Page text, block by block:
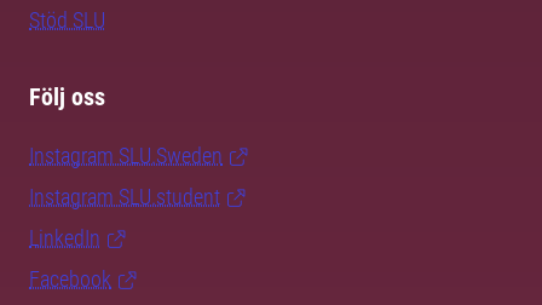
Stöd SLU
Följ oss
Instagram SLU.Sweden
Instagram SLU.student
LinkedIn
Facebook